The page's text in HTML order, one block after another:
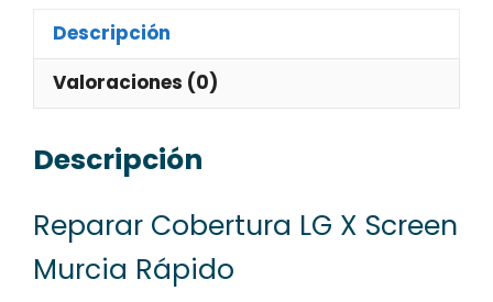
Descripción
Valoraciones (0)
Descripción
Reparar Cobertura LG X Screen
Murcia Rápido